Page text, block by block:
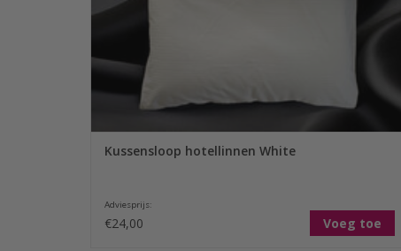
Kussensloop hotellinnen White
Adviesprijs:
€24,00 Voeg toe